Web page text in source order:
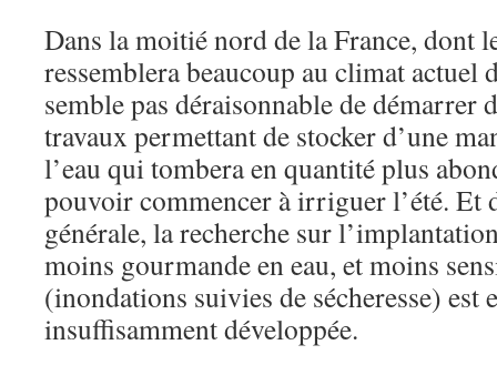
Dans la moitié nord de la France, dont
ressemblera beaucoup au climat actuel
semble pas déraisonnable de démarrer
travaux permettant de stocker d’une
l’eau qui tombera en quantité plus
pouvoir commencer à irriguer l’été. Et
générale, la recherche sur
moins gourmande en eau, et moins
(inondations suivies de sécheresse) est
insuffisamment développée.